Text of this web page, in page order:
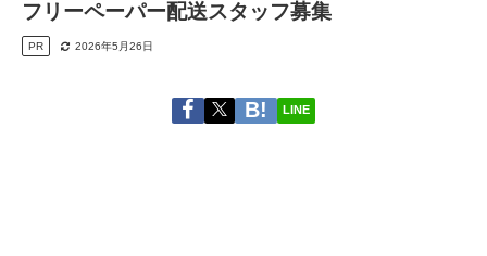
フリーペーパー配送スタッフ募集
PR 2026年5月26日
LINE